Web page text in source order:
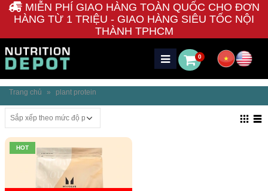
MIỄN PHÍ GIAO HÀNG TOÀN QUỐC CHO ĐƠN
HÀNG TỪ 1 TRIỆU - GIAO HÀNG SIÊU TỐC NỘI
THÀNH TPHCM
0
Trang chủ » plant protein
HOT